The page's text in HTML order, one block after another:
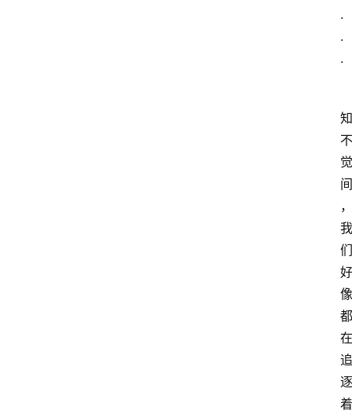
.
.
.
知
不
觉
间
，
我
们
好
像
都
在
追
逐
着